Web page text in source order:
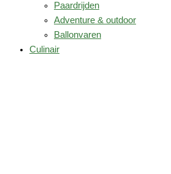
Paardrijden
Adventure & outdoor
Ballonvaren
Culinair